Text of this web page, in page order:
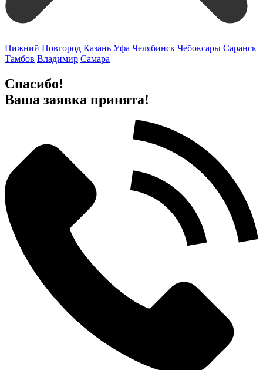
Нижний Новгород Казань Уфа Челябинск Чебоксары Саранск
Тамбов Владимир Самара
Спасибо!
Ваша заявка принята!